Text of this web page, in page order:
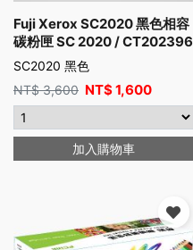
Fuji Xerox SC2020 黑色相容
碳粉匣 SC 2020 / CT202396
SC2020 黑色
NT$3,600 NT$1,600
加入購物車